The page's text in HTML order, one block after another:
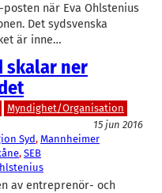
när Eva Ohlstenius
Det sydsvenska
är inne…
skalar ner
Myndighet/Organisation
15 jun 2016
Syd, Mannheimer
, SEB
av entreprenör- och